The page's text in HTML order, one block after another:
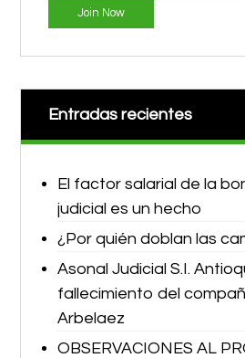
Join Now
Entradas recientes
El factor salarial de la
judicial es un hecho
¿Por quién doblan las
Asonal Judicial S.I.
fallecimiento del
Arbelaez
OBSERVACIONES AL